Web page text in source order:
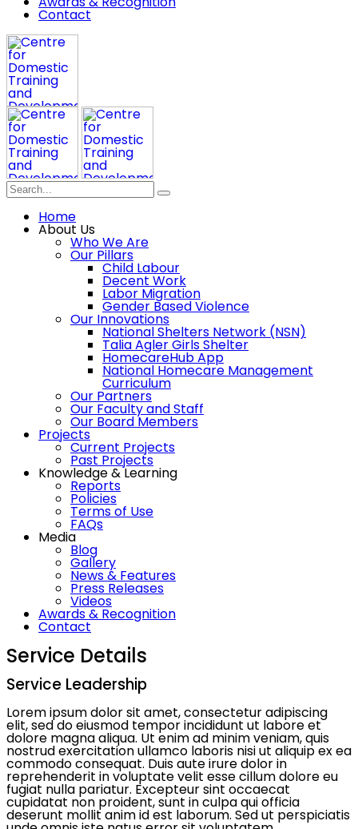
Contact
Home
About Us
Who We Are
Our Pillars
Child Labour
Decent Work
Labor Migration
Gender Based Violence
Our Innovations
National Shelters Network (NSN)
Talia Agler Girls Shelter
HomecareHub App
National Homecare Management
Curriculum
Our Partners
Our Faculty and Staff
Our Board Members
Projects
Current Projects
Past Projects
Knowledge & Learning
Reports
Policies
Terms of Use
FAQs
Media
Blog
Gallery
News & Features
Press Releases
Videos
Awards & Recognition
Contact
Service Details
Service Leadership
Lorem ipsum dolor sit amet, consectetur adipiscing
elit, sed do eiusmod tempor incididunt ut labore et
dolore magna aliqua. Ut enim ad minim veniam, quis
nostrud exercitation ullamco laboris nisi ut aliquip ex ea
commodo consequat. Duis aute irure dolor in
reprehenderit in voluptate velit esse cillum dolore eu
fugiat nulla pariatur. Excepteur sint occaecat
cupidatat non proident, sunt in culpa qui officia
deserunt mollit anim id est laborum. Sed ut perspiciatis